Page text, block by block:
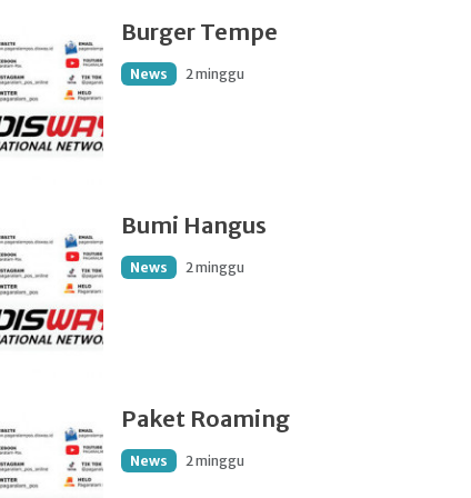
Burger Tempe
News 2 minggu
Bumi Hangus
News 2 minggu
Paket Roaming
News 2 minggu